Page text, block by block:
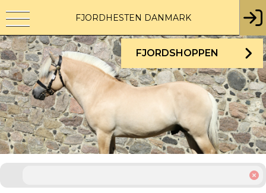
FJORDHESTEN DANMARK
FJORDSHOPPEN